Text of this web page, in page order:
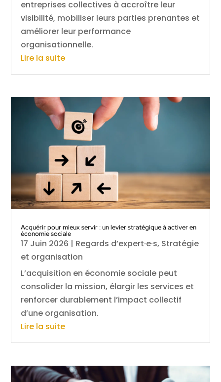
entreprises collectives à accroître leur
visibilité, mobiliser leurs parties prenantes et
améliorer leur performance
organisationnelle.
Lire la suite
Acquérir pour mieux servir : un levier stratégique à activer en
économie sociale
17 Juin 2026 | Regards d’expert·e·s, Stratégie
et organisation
L’acquisition en économie sociale peut
consolider la mission, élargir les services et
renforcer durablement l’impact collectif
d’une organisation.
Lire la suite